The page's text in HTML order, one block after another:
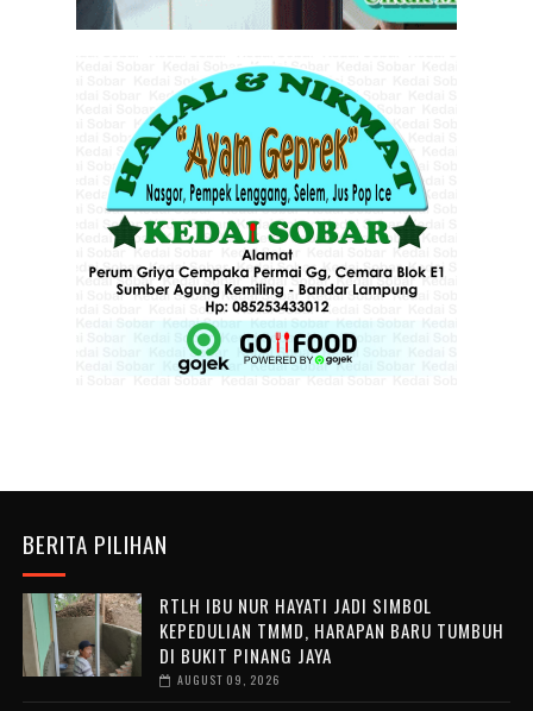
BERITA PILIHAN
RTLH IBU NUR HAYATI JADI SIMBOL
KEPEDULIAN TMMD, HARAPAN BARU TUMBUH
DI BUKIT PINANG JAYA
AUGUST 09, 2026